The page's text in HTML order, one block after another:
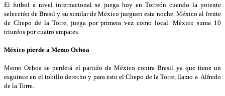
El futbol a nivel internacional se juega hoy en Torreón cuando la potente
selección de Brasil y su similar de México jueguen esta noche. México al frente
de Chepo de la Torre, juega por primera vez como local. México suma 10
triunfos por cuatro empates.
México pierde a Memo Ochoa
Memo Ochoa se perderá el partido de México contra Brasil ya que tiene un
esguince en el tobillo derecho y para esto el Chepo de la Torre, llamo a Alfredo
de la Torre.